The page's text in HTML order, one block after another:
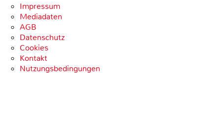
Impressum
Mediadaten
AGB
Datenschutz
Cookies
Kontakt
Nutzungsbedingungen